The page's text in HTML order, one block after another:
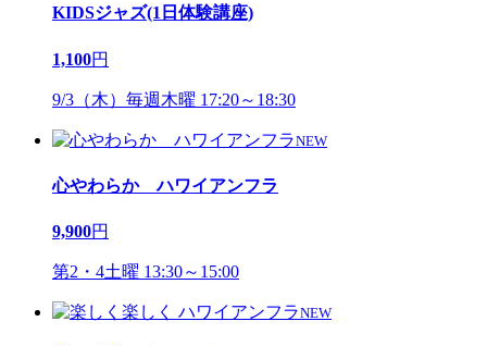
KIDSジャズ(1日体験講座)
1,100円
9/3（木）毎週木曜 17:20～18:30
NEW
心やわらか ハワイアンフラ
9,900円
第2・4土曜 13:30～15:00
NEW